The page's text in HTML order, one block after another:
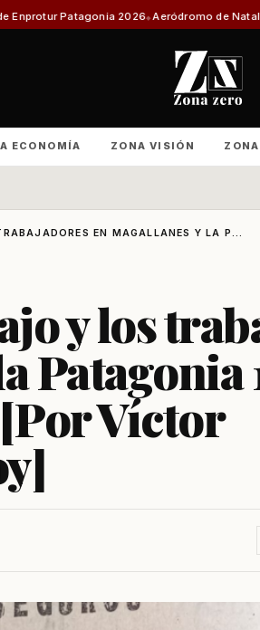
de Natales: Organizaciones
ECONOMÍA ZONA VISIÓN
EN MAGALLANES Y LA P...
y los
Patagonia
[Por Víctor